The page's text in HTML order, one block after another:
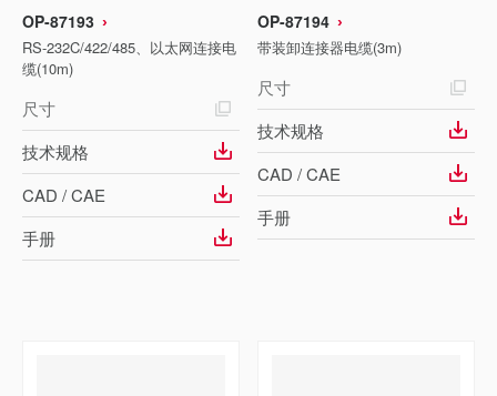
OP-87193
RS-232C/422/485、以太网连接电
缆(10m)
尺寸
技术规格
CAD / CAE
手册
OP-87194
带装卸连接器电缆(3m)
尺寸
技术规格
CAD / CAE
手册